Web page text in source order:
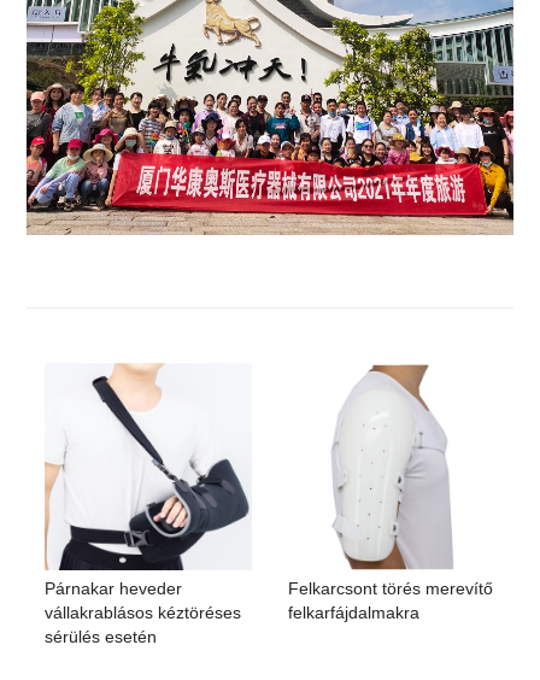
Párnakar heveder
vállakrablásos kéztöréses
sérülés esetén
Felkarcsont törés merevítő
felkarfájdalmakra